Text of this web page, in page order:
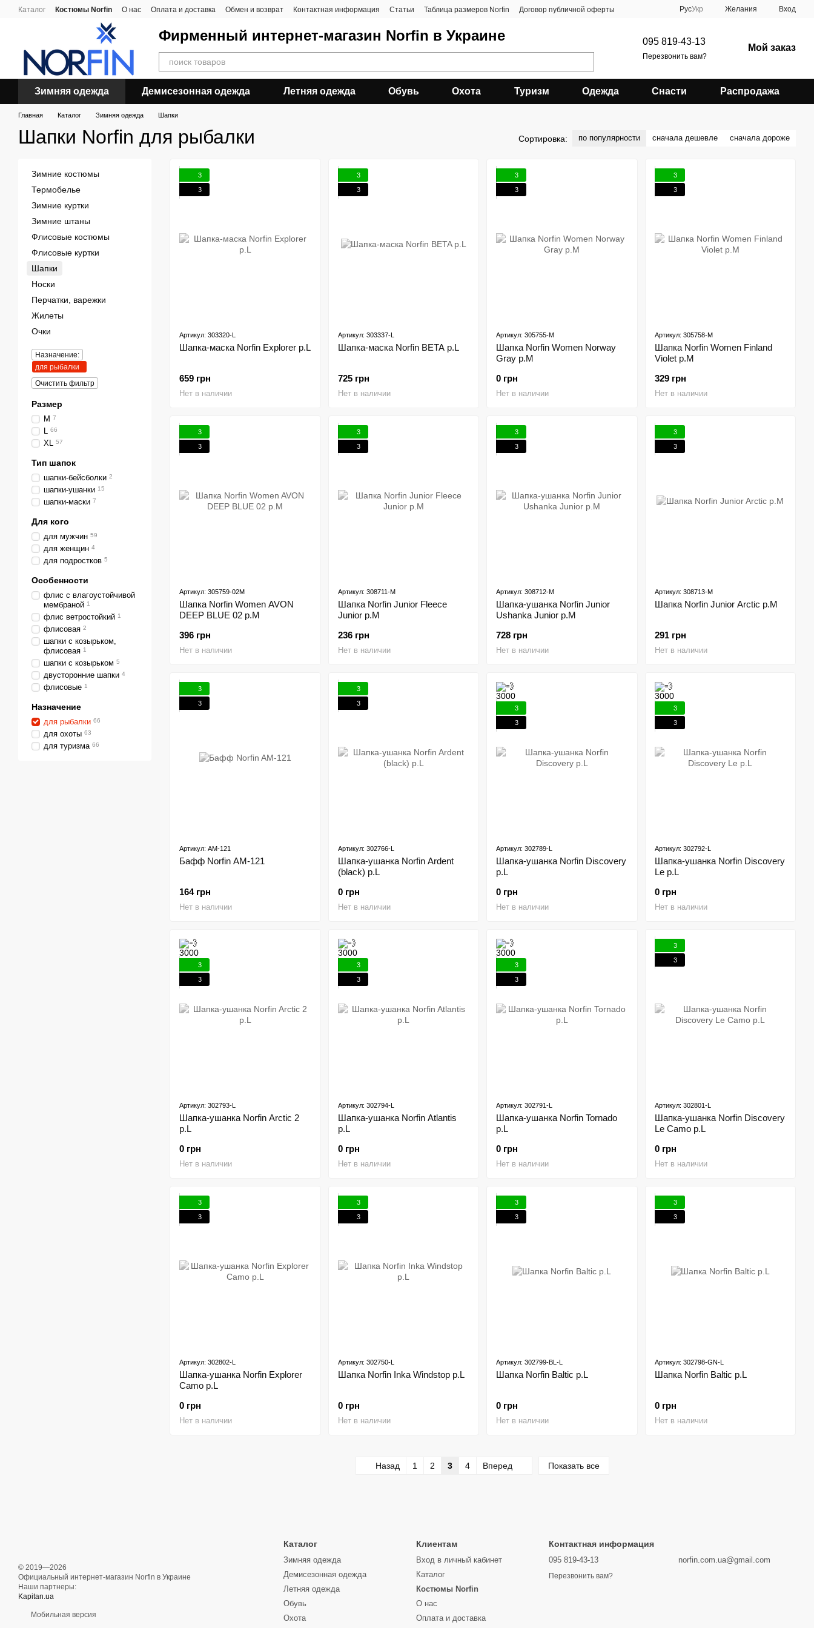
Перейти к основному контенту
Каталог Костюмы Norfin О нас Оплата и доставка Обмен и возврат Контактная информация Статьи Таблица размеров Norfin Договор публичной оферты РусУкр Желания Вход
Фирменный интернет-магазин Norfin в Украине 095 819-43-13
Перезвонить вам?
Мой заказ
Зимняя одежда Демисезонная одежда Летняя одежда Обувь Охота Туризм Одежда Снасти Распродажа
Главная Каталог Зимняя одежда Шапки
Шапки Norfin для рыбалки Сортировка: по популярности сначала дешевле сначала дороже
3
3
Артикул: 303320-L
Шапка-маска Norfin Explorer р.L
659 грн
Нет в наличии
3
3
Артикул: 303337-L
Шапка-маска Norfin BETA р.L
725 грн
Нет в наличии
3
3
Артикул: 305755-M
Шапка Norfin Women Norway
Gray р.M
0 грн
Нет в наличии
3
3
Артикул: 305758-M
Шапка Norfin Women Finland
Violet p.M
329 грн
Нет в наличии
3
3
Артикул: 305759-02M
Шапка Norfin Women AVON
DEEP BLUE 02 р.M
396 грн
Нет в наличии
3
3
Артикул: 308711-M
Шапка Norfin Junior Fleece
Junior р.M
236 грн
Нет в наличии
3
3
Артикул: 308712-M
Шапка-ушанка Norfin Junior
Ushanka Junior р.M
728 грн
Нет в наличии
3
3
Артикул: 308713-M
Шапка Norfin Junior Arctic p.M
291 грн
Нет в наличии
3
3
Артикул: AM-121
Бафф Norfin AM-121
164 грн
Нет в наличии
3
3
Артикул: 302766-L
Шапка-ушанка Norfin Ardent
(black) р.L
0 грн
Нет в наличии
3
3
Артикул: 302789-L
Шапка-ушанка Norfin Discovery
р.L
0 грн
Нет в наличии
3
3
Артикул: 302792-L
Шапка-ушанка Norfin Discovery
Le р.L
0 грн
Нет в наличии
3
3
Артикул: 302793-L
Шапка-ушанка Norfin Arctic 2
р.L
0 грн
Нет в наличии
3
3
Артикул: 302794-L
Шапка-ушанка Norfin Atlantis
р.L
0 грн
Нет в наличии
3
3
Артикул: 302791-L
Шапка-ушанка Norfin Tornado
р.L
0 грн
Нет в наличии
3
3
Артикул: 302801-L
Шапка-ушанка Norfin Discovery
Le Camo р.L
0 грн
Нет в наличии
3
3
Артикул: 302802-L
Шапка-ушанка Norfin Explorer
Camo р.L
0 грн
Нет в наличии
3
3
Артикул: 302750-L
Шапка Norfin Inka Windstop р.L
0 грн
Нет в наличии
3
3
Артикул: 302799-BL-L
Шапка Norfin Baltic р.L
0 грн
Нет в наличии
3
3
Артикул: 302798-GN-L
Шапка Norfin Baltic р.L
0 грн
Нет в наличии
Назад 1 2 3 4 Вперед Показать все
Зимние костюмы
Термобелье
Зимние куртки
Зимние штаны
Флисовые костюмы
Флисовые куртки
Шапки
Носки
Перчатки, варежки
Жилеты
Очки
Назначение:
для рыбалки
Очистить фильтр
Размер
M 7
L 66
XL 57
Тип шапок
шапки-бейсболки 2
шапки-ушанки 15
шапки-маски 7
Для кого
для мужчин 59
для женщин 4
для подростков 5
Особенности
флис с влагоустойчивой
мембраной 1
флис ветростойкий 1
флисовая 2
шапки с козырьком,
флисовая 1
шапки с козырьком 5
двусторонние шапки 4
флисовые 1
Назначение
для рыбалки 66
для охоты 63
для туризма 66
© 2019—2026
Официальный интернет-магазин Norfin в Украине
Наши партнеры:
Kapitan.ua
Мобильная версия
Каталог
Зимняя одежда
Демисезонная одежда
Летняя одежда
Обувь
Охота
Клиентам
Вход в личный кабинет
Каталог
Костюмы Norfin
О нас
Оплата и доставка
Контактная информация
095 819-43-13
Перезвонить вам?
norfin.com.ua@gmail.com